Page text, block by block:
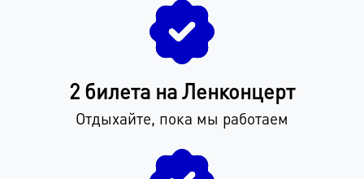
2 билета на Ленконцерт
Отдыхайте, пока мы работаем